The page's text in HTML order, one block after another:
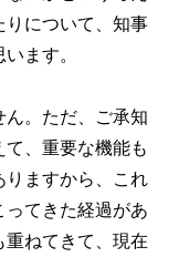
りについて、知事
ます。
ん。ただ、ご承知
、重要な機能も
りますから、これ
ってきた経過があ
重ねてきて、現在